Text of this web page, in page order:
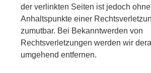
der verlinkten Seiten ist jedoch
Anhaltspunkte einer
zumutbar. Bei Bekanntwerden von
Rechtsverletzungen werden wir
umgehend entfernen.